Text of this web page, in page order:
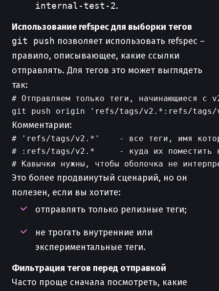
internal-test-2.
Использование refspec для выборки тегов
git push позволяет использовать refspec –
правило, описывающее, какие ссылки
отправлять. Для тегов это может выглядеть
так:
# Отправляем только теги, начинающиеся с
Комментарии:
# 'refs/tags/v2.*'    - все теги, имя
# :refs/tags/v2.*     - куда их поместить
Это более продвинутый сценарий, но он
полезен, если вы хотите:
отправлять только релизные теги;
не трогать внутренние или
экспериментальные теги.
Фильтрация тегов перед отправкой
Часто проще сначала посмотреть, какие